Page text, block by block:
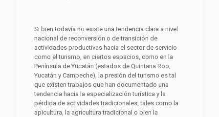
Si bien todavía no existe una tendencia clara a nivel
nacional de reconversión o de transición de
actividades productivas hacia el sector de servicio
como el turismo, en ciertos espacios, como en la
Península de Yucatán (estados de Quintana Roo,
Yucatán y Campeche), la presión del turismo es tal
que existen trabajos que han documentado una
tendencia hacia la especialización turística y la
pérdida de actividades tradicionales, tales como la
apicultura, la agricultura tradicional o bien la